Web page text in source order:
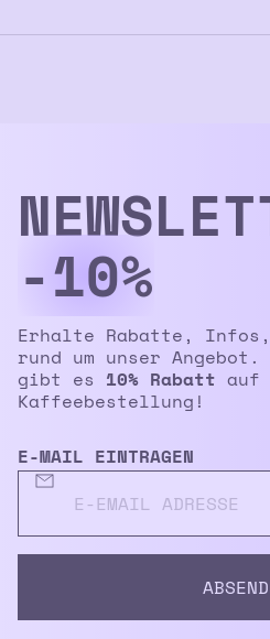
-10%
Erhalte Rabatte,
rund um unser Angebot.
gibt es 10% Rabatt auf
Kaffeebestellung!
E-MAIL EINTRAGEN